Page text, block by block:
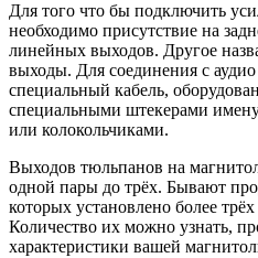
Для того что бы подключить
необходимо присутствие на
линейных выходов. Другое
выходы. Для соединения с
специальный кабель,
специальными штекерами
или колокольчиками.
Выходов тюльпанов на
одной пары до трёх. Бывают
которых установлено более
Количество их можно узнать,
характеристики вашей